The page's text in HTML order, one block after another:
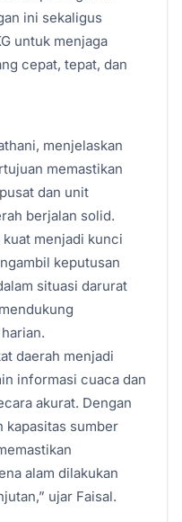
ini sekaligus
untuk menjaga
cepat, tepat, dan
menjelaskan
memastikan
dan unit
berjalan solid.
menjadi kunci
keputusan
situasi darurat
daerah menjadi
informasi cuaca dan
akurat. Dengan
kapasitas sumber
alam dilakukan
ujar Faisal.